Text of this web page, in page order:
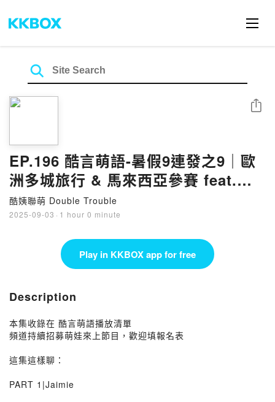
EP.196 酷言萌語-暑假9連發之9｜歐
洲多城旅行 & 馬來西亞參賽 feat.
Jaimie & RaeRae
酷姨聯萌 Double Trouble
2025-09-03 · 1 hour 0 minute
Share
Play in KKBOX app for free
Description
本集收錄在 酷言萌語播放清單
頻道持續招募萌娃來上節目，歡迎填報名表
這集這樣聊：
PART 1|Jaimie